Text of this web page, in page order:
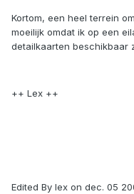
Kortom, een heel terrein
moeilijk omdat ik op een
detailkaarten beschikbaar
++ Lex ++
Edited By lex on dec. 05